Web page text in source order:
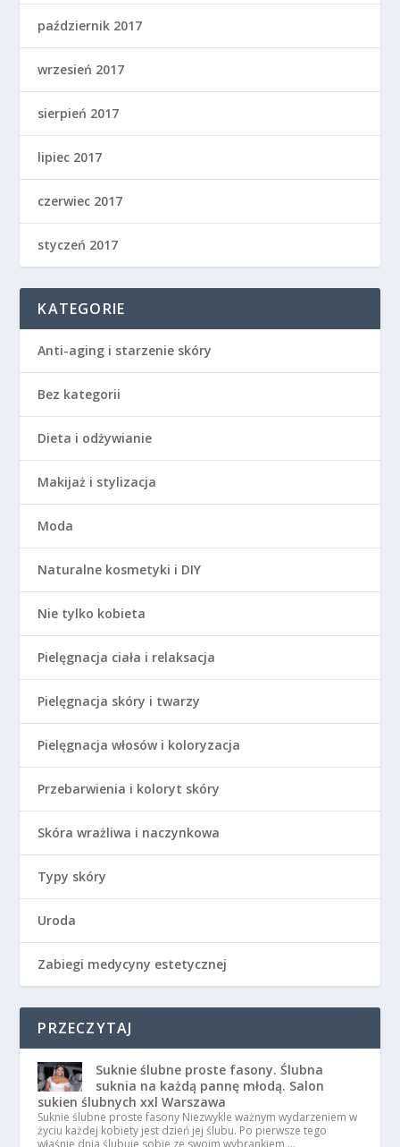
październik 2017
wrzesień 2017
sierpień 2017
lipiec 2017
czerwiec 2017
styczeń 2017
KATEGORIE
Anti-aging i starzenie skóry
Bez kategorii
Dieta i odżywianie
Makijaż i stylizacja
Moda
Naturalne kosmetyki i DIY
Nie tylko kobieta
Pielęgnacja ciała i relaksacja
Pielęgnacja skóry i twarzy
Pielęgnacja włosów i koloryzacja
Przebarwienia i koloryt skóry
Skóra wrażliwa i naczynkowa
Typy skóry
Uroda
Zabiegi medycyny estetycznej
PRZECZYTAJ
Suknie ślubne proste fasony. Ślubna
suknia na każdą pannę młodą. Salon
sukien ślubnych xxl Warszawa
Suknie ślubne proste fasony Niezwykle ważnym wydarzeniem w
życiu każdej kobiety jest dzień jej ślubu. Po pierwsze tego
właśnie dnia ślubuje sobie ze swoim wybrankiem …